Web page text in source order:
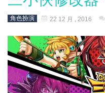
角色扮演 22 12 月 , 2016